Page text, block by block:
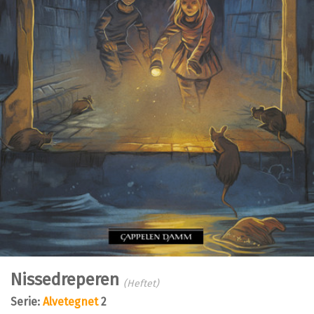
Nissedreperen (Heftet)
Serie: Alvetegnet2